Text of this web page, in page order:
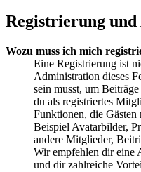
Registrierung und
Wozu muss ich mich
Eine Registrierung ist
Administration dieses
sein musst, um
du als registriertes
Funktionen, die
Beispiel Avatarbilder,
andere Mitglieder,
Wir empfehlen dir eine
und dir zahlreiche